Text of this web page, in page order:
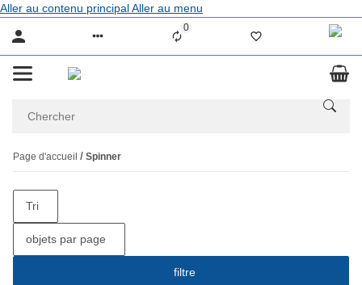
Aller au contenu principalAller au menu
0Liste ist leer
Page d'accueil Spinner
filtre
Tri
objets par page